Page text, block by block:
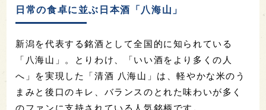
日常の食卓に並ぶ日本酒「八海山」
新潟を代表する銘酒として全国的に知られている
「八海山」。とりわけ、「いい酒をより多くの人
へ」を実現した「清酒 八海山」は、軽やかな米のう
まみと後口のキレ、バランスのとれた味わいが多く
のファンに支持されている人気銘柄です。